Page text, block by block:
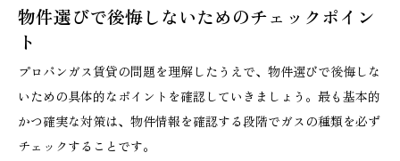
物件選びで後悔しないためのチェックポイン
ト
プロパンガス賃貸の問題を理解したうえで、物件選びで後悔しな
いための具体的なポイントを確認していきましょう。最も基本的
かつ確実な対策は、物件情報を確認する段階でガスの種類を必ず
チェックすることです。